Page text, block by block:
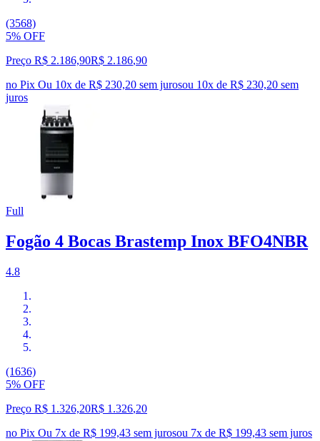
(3568)
5% OFF
Preço R$ 2.186,90R$ 2.186,90
no Pix Ou 10x de R$ 230,20 sem jurosou 10x de R$ 230,20 sem
juros
Full
Fogão 4 Bocas Brastemp Inox BFO4NBR
4.8
(1636)
5% OFF
Preço R$ 1.326,20R$ 1.326,20
no Pix Ou 7x de R$ 199,43 sem jurosou 7x de R$ 199,43 sem juros